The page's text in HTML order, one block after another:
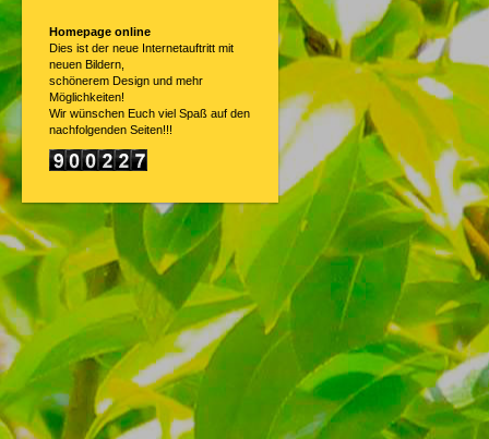
Homepage online
Dies ist der neue Internetauftritt mit
neuen Bildern,
schönerem Design und mehr
Möglichkeiten!
Wir wünschen Euch viel Spaß auf den
nachfolgenden Seiten!!!